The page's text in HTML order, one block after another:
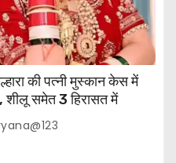
की पत्नी मुस्कान केस में
शीलू समेत 3 हिरासत में